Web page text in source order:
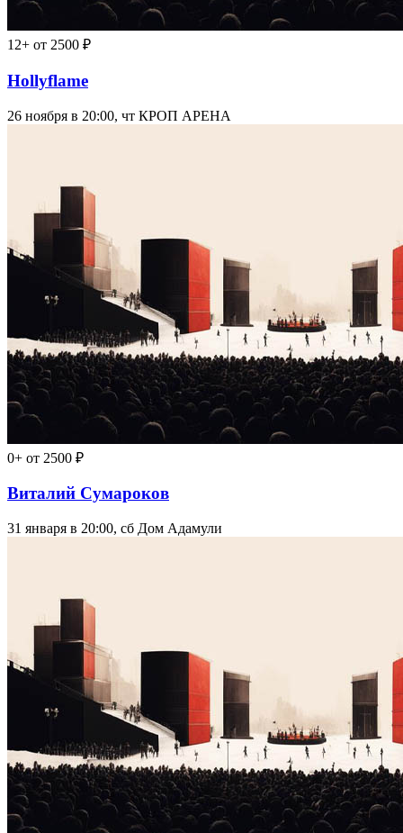
12+ от 2500 ₽
Hollyflame
26 ноября в 20:00, чт КРОП АРЕНА
0+ от 2500 ₽
Виталий Сумароков
31 января в 20:00, сб Дом Адамули